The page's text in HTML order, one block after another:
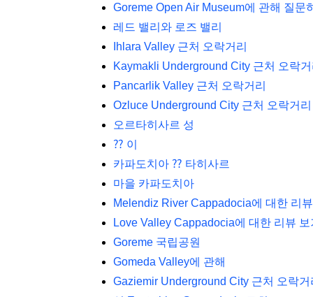
Goreme Open Air Museum에 관해 질문
레드 밸리와 로즈 밸리
Ihlara Valley 근처 오락거리
Kaymakli Underground City 근처 오락거
Pancarlik Valley 근처 오락거리
Ozluce Underground City 근처 오락거리
오르타히사르 성
⁇ 이
카파도치아 ⁇ 타히사르
마을 카파도치아
Melendiz River Cappadocia에 대한 리뷰
Love Valley Cappadocia에 대한 리뷰 보
Goreme 국립공원
Gomeda Valley에 관해
Gaziemir Underground City 근처 오락거